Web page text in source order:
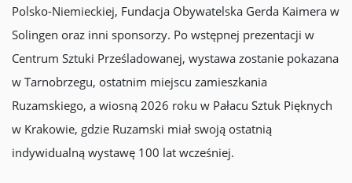
Polsko-Niemieckiej, Fundacja Obywatelska Gerda Kaimera w
Solingen oraz inni sponsorzy. Po wstępnej prezentacji w
Centrum Sztuki Prześladowanej, wystawa zostanie pokazana
w Tarnobrzegu, ostatnim miejscu zamieszkania
Ruzamskiego, a wiosną 2026 roku w Pałacu Sztuk Pięknych
w Krakowie, gdzie Ruzamski miał swoją ostatnią
indywidualną wystawę 100 lat wcześniej.